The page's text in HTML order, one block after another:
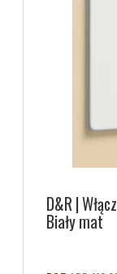
D&R |
Biały mat